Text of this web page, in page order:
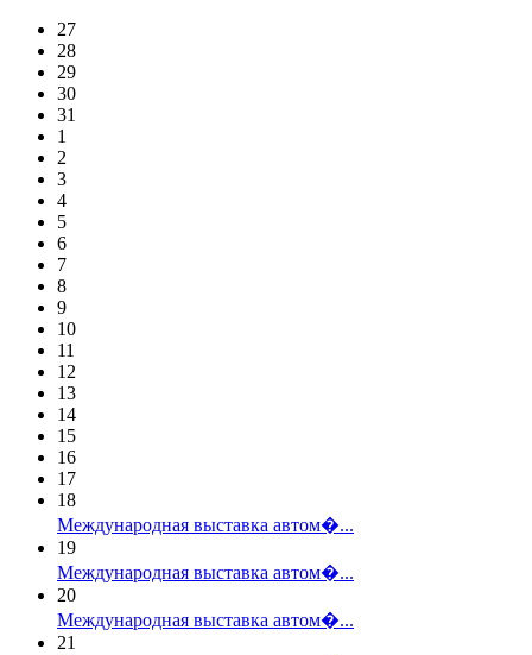
27
28
29
30
31
1
2
3
4
5
6
7
8
9
10
11
12
13
14
15
16
17
18
Международная выставка автом�...
19
Международная выставка автом�...
20
Международная выставка автом�...
21